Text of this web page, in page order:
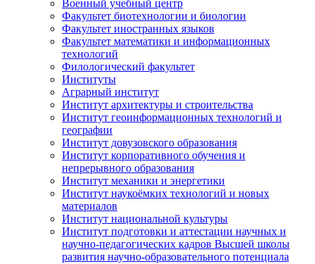
Военный учебный центр
Факультет биотехнологии и биологии
Факультет иностранных языков
Факультет математики и информационных
технологий
Филологический факультет
Институты
Аграрный институт
Институт архитектуры и строительства
Институт геоинформационных технологий и
географии
Институт довузовского образования
Институт корпоративного обучения и
непрерывного образования
Институт механики и энергетики
Институт наукоёмких технологий и новых
материалов
Институт национальной культуры
Институт подготовки и аттестации научных и
научно-педагогических кадров Высшей школы
развития научно-образовательного потенциала